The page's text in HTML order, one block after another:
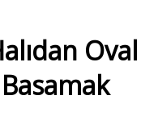
Oval